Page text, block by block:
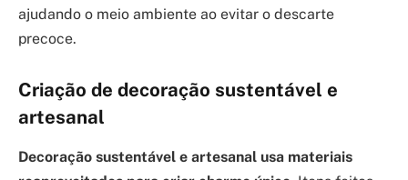
ajudando o meio ambiente ao evitar o descarte
precoce.
Criação de decoração sustentável e
artesanal
Decoração sustentável e artesanal usa materiais